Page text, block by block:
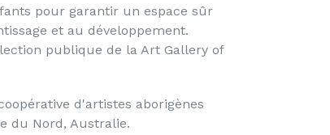
pour garantir un espace sûr
et au développement.
publique de la Art Gallery of
d'artistes aborigènes
du Nord, Australie.